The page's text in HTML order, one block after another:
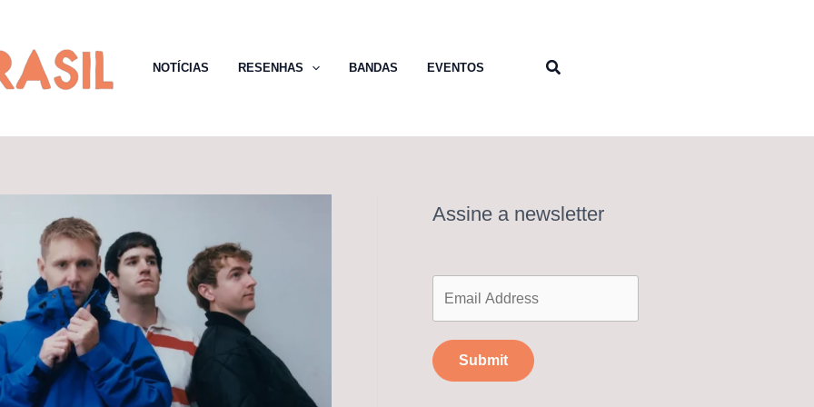
NOTÍCIAS RESENHAS BANDAS EVENTOS Pesquisar
Assine a newsletter
Submit